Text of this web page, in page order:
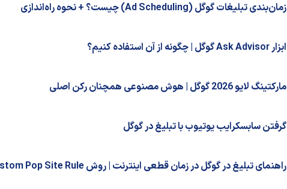
زمان‌بندی تبلیغات گوگل (Ad Scheduling) چیست؟ + نحوه‌ راه‌اندازی
ابزار Ask Advisor گوگل | چگونه از آن استفاده کنیم؟
مارکتینگ لایو 2026 گوگل | هوش مصنوعی همچنان رکن اصلی
گرفتن سابسکرایب یوتیوب با تبلیغ در گوگل
راهنمای تبلیغ در گوگل در زمان قطعی اینترنت | روش Custom Pop Site Rule